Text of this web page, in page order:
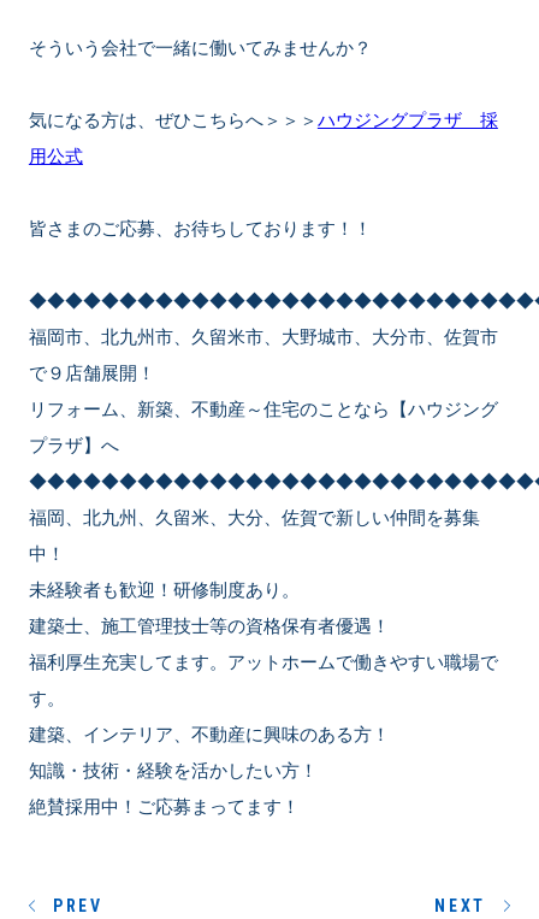
そういう会社で一緒に働いてみませんか？
気になる方は、ぜひこちらへ＞＞＞ハウジングプラザ 採
用公式
皆さまのご応募、お待ちしております！！
福岡市、北九州市、久留米市、大野城市、大分市、佐賀市
で９店舗展開！
リフォーム、新築、不動産～住宅のことなら【ハウジング
プラザ】へ
福岡、北九州、久留米、大分、佐賀で新しい仲間を募集
中！
未経験者も歓迎！研修制度あり。
建築士、施工管理技士等の資格保有者優遇！
福利厚生充実してます。アットホームで働きやすい職場で
す。
建築、インテリア、不動産に興味のある方！
知識・技術・経験を活かしたい方！
絶賛採用中！ご応募まってます！
PREV NEXT